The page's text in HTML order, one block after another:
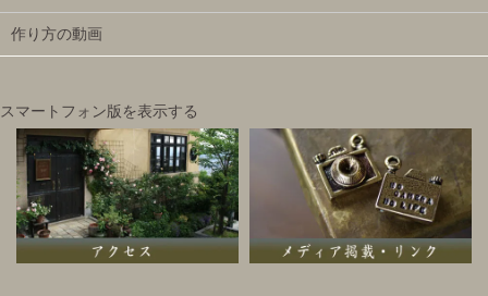
作り方の動画
スマートフォン版を表示する